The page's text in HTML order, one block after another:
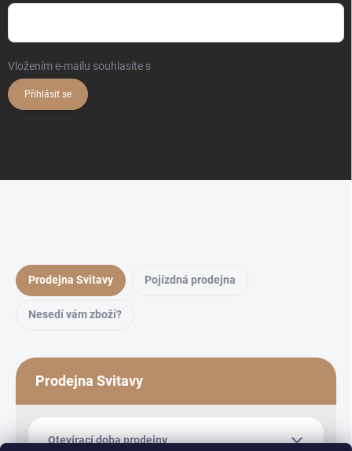
Vložením e-mailu souhlasíte s
Přihlásit se
Prodejna Svitavy Pojízdná prodejna
Nesedí vám zboží?
Prodejna Svitavy
Otevírací doba prodejny